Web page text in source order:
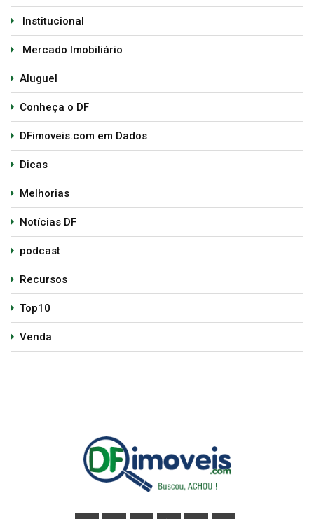
Institucional
Mercado Imobiliário
Aluguel
Conheça o DF
DFimoveis.com em Dados
Dicas
Melhorias
Notícias DF
podcast
Recursos
Top10
Venda